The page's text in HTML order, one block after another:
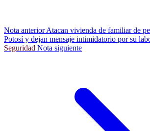
Nota anteriorAtacan vivienda de familiar de
Potosí y dejan mensaje intimidatorio por su
Seguridad Nota siguiente